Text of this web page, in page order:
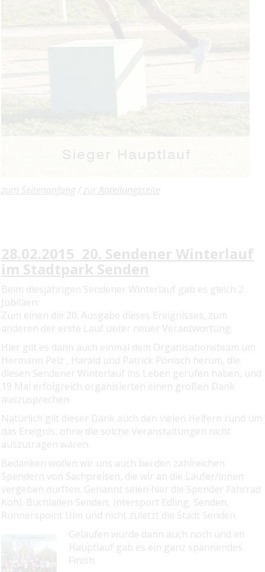
zum Seitenanfang /zur Abteilungsseite
28.02.2015 20. Sendener Winterlauf
im Stadtpark Senden
Beim diesjährigen Sendener Winterlauf gab es gleich 2
Jubiläen:
Zum einen die 20. Ausgabe dieses Ereignisses, zum
anderen der erste Lauf unter neuer Verantwortung.
Hier gilt es dann auch einmal dem Organisationsteam um
Hermann Pelz , Harald und Patrick Pönisch herum, die
diesen Sendener Winterlauf ins Leben gerufen haben, und
19 Mal erfolgreich organisierten einen großen Dank
auszusprechen.
Natürlich gilt dieser Dank auch den vielen Helfern rund um
das Ereignis, ohne die solche Veranstaltungen nicht
auszutragen wären.
Bedanken wollen wir uns auch bei den zahlreichen
Spendern von Sachpreisen, die wir an die Läufer/innen
vergeben durften. Genannt seien hier die Spender Fahrrad
Kohl, Buchladen Senden, Intersport Edling, Senden,
Runnerspoint Ulm und nicht zuletzt die Stadt Senden.
Gelaufen wurde dann auch noch und im
Hauptlauf gab es ein ganz spannendes
Finish.